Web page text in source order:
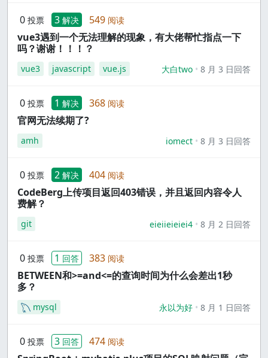
0 投票 3 解决 549 阅读
vue3遇到一个无法理解的现象，有大佬帮忙指点一下
吗？谢谢！！！？
vue3 javascript vue.js 大白two 8 月 3 日回答
0 投票 1 解决 368 阅读
官网无法续期了?
amh iomect 8 月 3 日回答
0 投票 2 解决 404 阅读
CodeBerg上传项目返回403错误，并且返回内容令人
费解？
git eieiieieiei4 8 月 2 日回答
0 投票 1 回答 383 阅读
BETWEEN和>=and<=的查询时间为什么会差出1秒
多？
mysql 永以为好 8 月 1 日回答
0 投票 3 回答 474 阅读